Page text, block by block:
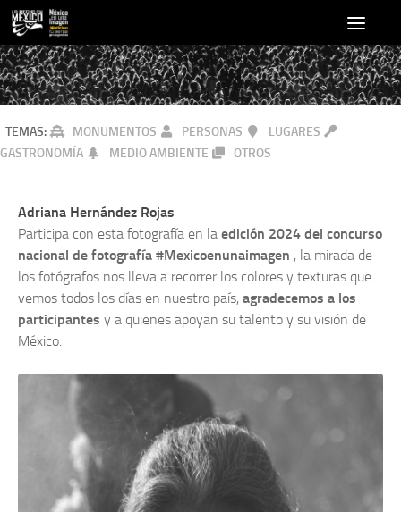
TEMAS: MONUMENTOS PERSONAS
LUGARES
GASTRONOMÍA
MEDIO AMBIENTE OTROS
Adriana Hernández Rojas
Participa con esta fotografía en la edición 2024 del concurso
nacional de fotografía #Mexicoenunaimagen , la mirada de
los fotógrafos nos lleva a recorrer los colores y texturas que
vemos todos los días en nuestro país, agradecemos a los
participantes y a quienes apoyan su talento y su visión de
México.